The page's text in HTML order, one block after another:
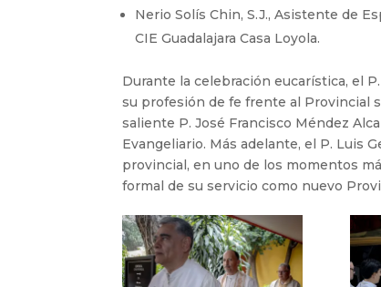
Nerio Solís Chin, S.J., Asistente de
CIE Guadalajara Casa Loyola.
Durante la celebración eucarística, el
su profesión de fe frente al Provincial
saliente P. José Francisco Méndez
Evangeliario. Más adelante, el P. Luis
provincial, en uno de los momentos
formal de su servicio como nuevo